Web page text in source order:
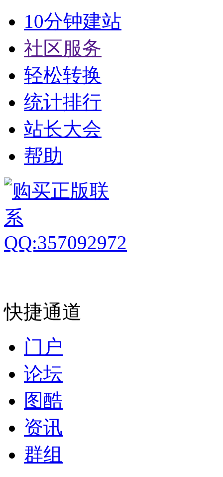
10分钟建站
社区服务
轻松转换
统计排行
站长大会
帮助
快捷通道
门户
论坛
图酷
资讯
群组